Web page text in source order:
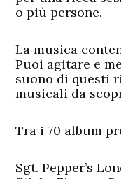
o più persone.
La musica
Puoi agitare e
suono di questi
musicali da
Tra i 70 album
Sgt. Pepper’s